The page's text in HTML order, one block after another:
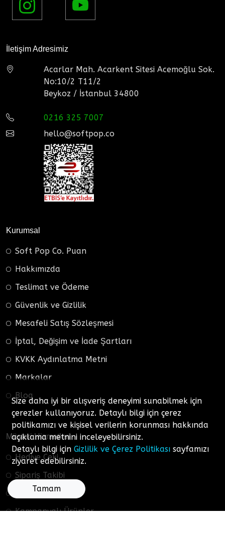
İletişim Adresimiz
Acarlar Mah. Acarkent Sitesi Acemoğlu Sok.
No:10/2 T11/2
Beykoz / İstanbul 34800
0216 325 7007
hello@softpop.co
Kurumsal
Soft Pop Co. Puan
Hakkımızda
Teslimat ve Ödeme
Güvenlik ve Gizlilik
Mesafeli Satış Sözleşmesi
İptal, Değişim ve İade Şartları
KVKK Aydınlatma Metni
Markalar
Blog
Müşteri Hizmetleri
Hediye Çeki
Sipariş Takibi
Ürün İadesi
Kampanyalı Ürünler
Size daha iyi bir alışveriş deneyimi sunabilmek için
çerezler kullanıyoruz. Detaylı bilgi için çerez
politikamızı ve kişisel verilerin korunması hakkında
açıklama metnini inceleyebilirsiniz.
Detaylı bilgi için Gizlilik ve Çerez Politikası sayfamızı
ziyaret edebilirsiniz.
Tamam